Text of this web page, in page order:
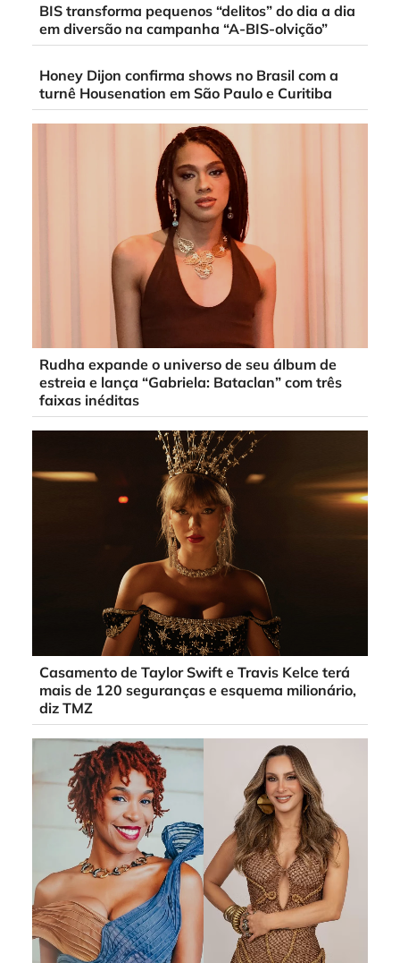
BIS transforma pequenos “delitos” do dia a dia
em diversão na campanha “A-BIS-olvição”
Honey Dijon confirma shows no Brasil com a
turnê Housenation em São Paulo e Curitiba
Rudha expande o universo de seu álbum de
estreia e lança “Gabriela: Bataclan” com três
faixas inéditas
Casamento de Taylor Swift e Travis Kelce terá
mais de 120 seguranças e esquema milionário,
diz TMZ